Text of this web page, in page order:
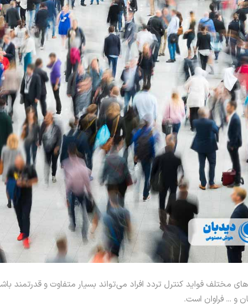
مختلف فواید کنترل تردد افراد می‌تواند بسیار متفاوت و قدرتمند
و ... فراوان است.